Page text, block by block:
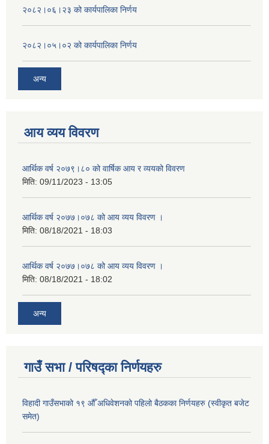
२०८२।०६।२३ को कार्यपालिका निर्णय
२०८२।०५।०२ को कार्यपालिका निर्णय
अन्य
आय व्यय विवरण
आर्थिक वर्ष २०७९।८० को वार्षिक आय र व्ययको विवरण
मिति: 09/11/2023 - 13:05
आर्थिक वर्ष २०७७।०७८ को आय व्यय विवरण ।
मिति: 08/18/2021 - 18:03
आर्थिक वर्ष २०७७।०७८ को आय व्यय विवरण ।
मिति: 08/18/2021 - 18:02
अन्य
गाउँ सभा / परिषद्का निर्णयहरु
विहादी गाउँसभाको १९ औँ अधिवेशनको पहिलो बैठकका निर्णयहरु (स्वीकृत बजेट
समेत)